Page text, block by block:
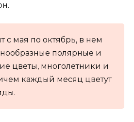
с мая по октябрь, в нем
полярные и
цветы, многолетники и
каждый месяц цветут